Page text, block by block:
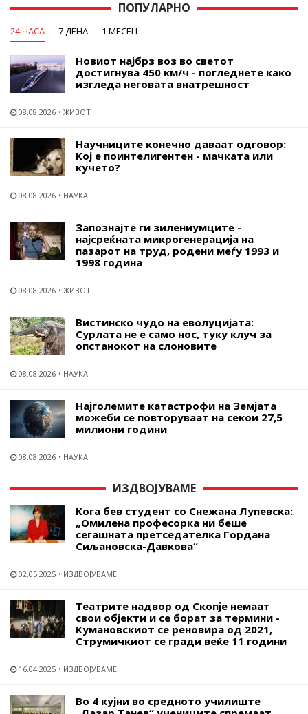
ПОПУЛАРНО
24 ЧАСА 7 ДЕНА 1 МЕСЕЦ
Новиот најбрз воз во светот
достигнува 450 км/ч - погледнете како
изгледа неговата внатрешност
08.08.2026 ЖИВОТ
Научниците конечно даваат одговор:
Кој е поинтелигентен - мачката или
кучето?
08.08.2026 НАУКА
Запознајте ги зилениумците -
најсреќната микрогенерација на
пазарот на труд, родени меѓу 1993 и
1998 година
08.08.2026 ЖИВОТ
Вистинско чудо на еволуцијата:
Сурлата не е само нос, туку клуч за
опстанокот на слоновите
08.08.2026 НАУКА
Најголемите катастрофи на Земјата
можеби се повторуваат на секои 27,5
милиони години
08.08.2026 НАУКА
ИЗДВОЈУВАМЕ
Кога бев студент со Снежана Лупевска:
„Омилена професорка ни беше
сегашната претседателка Гордана
Сиљановска-Давкова“
02.05.2025 ИЗДВОЈУВАМЕ
Театрите надвор од Скопје немаат
свои објекти и се борат за термини -
Кумановскиот се реновира од 2021,
Струмичкиот се гради веќе 11 години
16.04.2025 ИЗДВОЈУВАМЕ
Во 4 кујни во средното училиште